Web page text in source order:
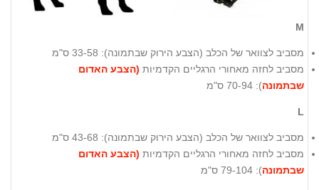
M
מסביב לצוואר של הכלב ( הצבע הירוק שבתמונה): 33-58 ס"מ
מסביב לחזה מאחורי הרגליים הקדמיות (הצבע האדום
שבתמונה): 70-94 ס"מ
L
מסביב לצוואר של הכלב ( הצבע הירוק שבתמונה): 43-68 ס"מ
מסביב לחזה מאחורי הרגליים הקדמיות (הצבע האדום
שבתמונה): 79-104 ס"מ